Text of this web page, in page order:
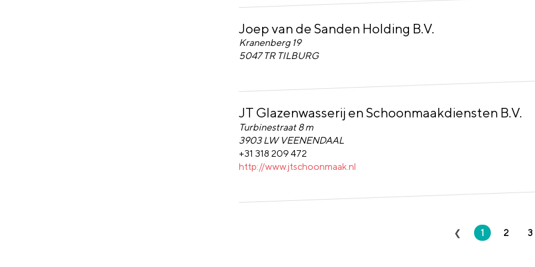
Joep van de Sanden Holding B.V.
Joep van de Sanden Holding B.V.
Kranenberg 19
5047 TR TILBURG
JT Glazenwasserij en Schoonmaakdiensten B.V.
JT Glazenwasserij en Schoonmaakdiensten B.V.
Turbinestraat 8 m
3903 LW VEENENDAAL
+31 318 209 472
http://www.jtschoonmaak.nl
1 2 3